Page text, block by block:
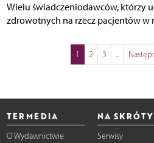
Wielu świadczeniodawców, którzy
zdrowotnych na rzecz pacjentów w
1 2 3 ...
TERMEDIA
O Wydawnictwie
NA SKRÓTY
Serwisy